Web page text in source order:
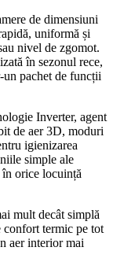
de dimensiuni
uniformă și
nivel de zgomot.
în sezonul rece,
pachet de funcții
Inverter, agent
de aer 3D, moduri
igienizarea
simple ale
orice locuință
mult decât simplă
confort termic pe tot
aer interior mai